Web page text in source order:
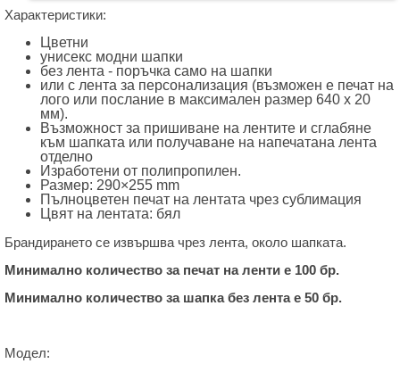
Характеристики:
Цветни
унисекс модни шапки
без лента - поръчка само на шапки
или с лента за персонализация (възможен е печат на
лого или послание в максимален размер 640 х 20
мм).
Възможност за пришиване на лентите и сглабяне
към шапката или получаване на напечатана лента
отделно
Изработени от полипропилен.
Размер: 290×255 mm
Пълноцветен печат на лентата чрез сублимация
Цвят на лентата: бял
Брандирането се извършва чрез лента, около шапката.
Минимално количество за печат на ленти е 100 бр.
Минимално количество за шапка без лента е 50 бр.
Модел: